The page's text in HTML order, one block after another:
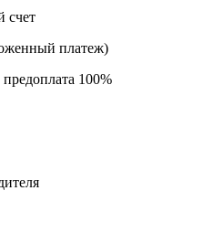
счет
платеж)
100%